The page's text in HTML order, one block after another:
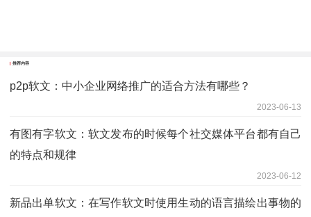
推荐内容
p2p软文：中小企业网络推广的适合方法有哪些？
2023-06-13
有图有字软文：软文发布的时候每个社交媒体平台都有自己
的特点和规律
2023-06-12
新品出单软文：在写作软文时使用生动的语言描绘出事物的